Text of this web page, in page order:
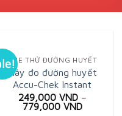
QUE THỬ ĐƯỜNG HUYẾT
Máy đo đường huyết
Accu-Chek Instant
249,000 VND–
779,000 VND